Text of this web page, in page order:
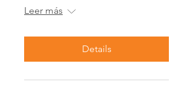
Leer más
Details